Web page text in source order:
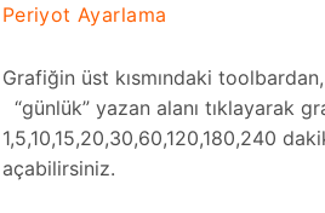
Periyot Ayarlama
Grafiğin üst kısmındaki toolbardan,
“günlük” yazan alanı tıklayarak
1,5,10,15,20,30,60,120,180,240
açabilirsiniz.